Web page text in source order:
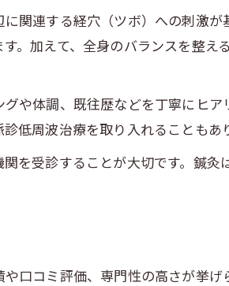
で身体全体の調和を目指す
と鍼灸の連携による咳緩和
咳への鍼灸の体験談を紹介
鍼灸院で安心して受ける方法
の流れと施術時のポイント
関連する経穴（ツボ）への刺激
。加えて、全身のバランスを整
や体調、既往歴などを丁寧にヒ
低周波治療を取り入れることもあ
を受診することが大切です。鍼
口コミ評価、専門性の高さが挙